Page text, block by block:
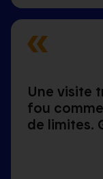
Une visite
fou
de limites.